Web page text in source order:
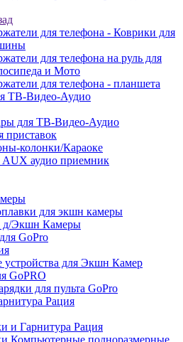
для телефона - Коврики для
для телефона на руль для
и Мото
для телефона - планшета
ТВ-Видео-Аудио
для ТВ-Видео-Аудио
приставок
колонки/Караоке
AUX аудио приемник
для экшн камеры
д/Экшн Камеры
GoPro
устройства для Экшн Камер
GoPRO
для пульта GoPro
Рация
и Гарнитура Рация
Компьютерные полноразмерные